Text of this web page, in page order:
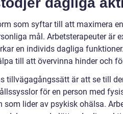
som syftar till att maximera
mål. Arbetsterapeuter är
en individs dagliga
till att övervinna hinder och
tillvägagångssätt är att se till
för en person med
lider av psykisk ohälsa.